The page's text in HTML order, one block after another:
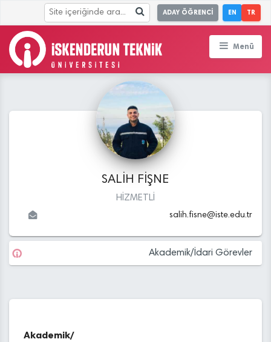
ADAY ÖĞRENCİ EN TR
Menü
SALİH FİŞNE
HİZMETLİ
salih.fisne@iste.edu.tr
Akademik/İdari Görevler
Akademik/